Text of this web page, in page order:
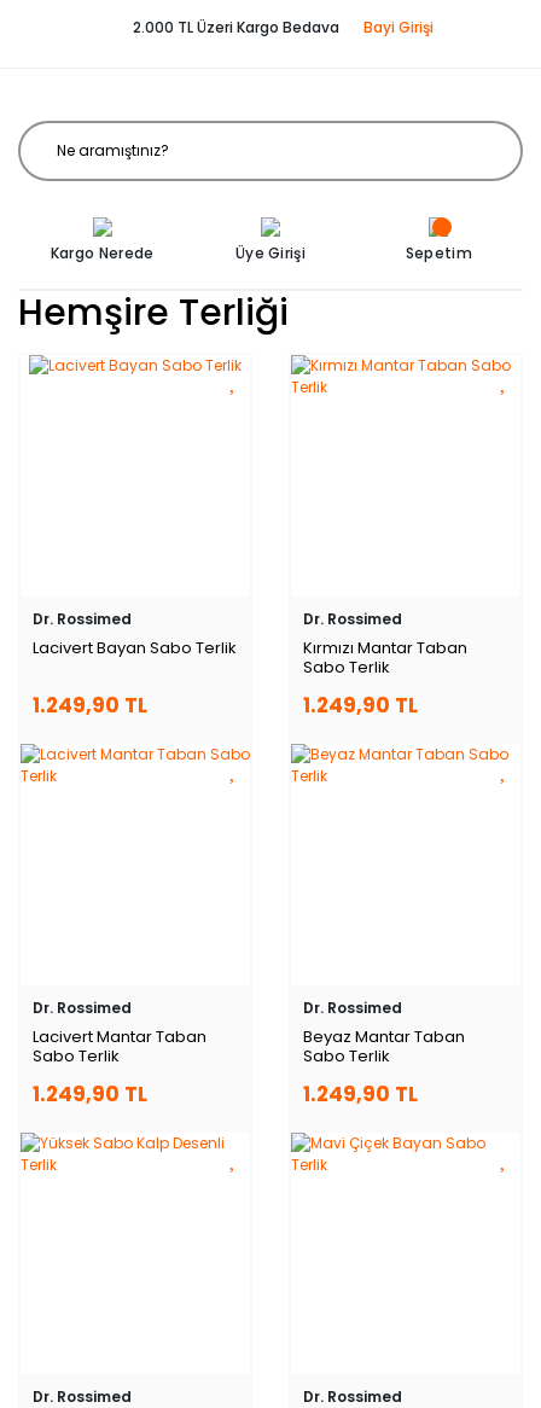
2.000 TL Üzeri Kargo Bedava Bayi Girişi
Kargo Nerede Üye Girişi Sepetim
Hemşire Terliği
Dr. Rossimed
Lacivert Bayan Sabo Terlik
1.249,90 TL
Dr. Rossimed
Kırmızı Mantar Taban
Sabo Terlik
1.249,90 TL
Dr. Rossimed
Lacivert Mantar Taban
Sabo Terlik
1.249,90 TL
Dr. Rossimed
Beyaz Mantar Taban
Sabo Terlik
1.249,90 TL
Dr. Rossimed Dr. Rossimed